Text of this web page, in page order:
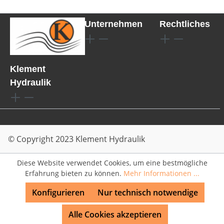
Klement
Hydraulik
Unternehmen Rechtliches
© Copyright 2023 Klement Hydraulik
Diese Website verwendet Cookies, um eine bestmögliche
Erfahrung bieten zu können. Mehr Informationen ...
Nur technisch notwendige
Konfigurieren
Alle Cookies akzeptieren